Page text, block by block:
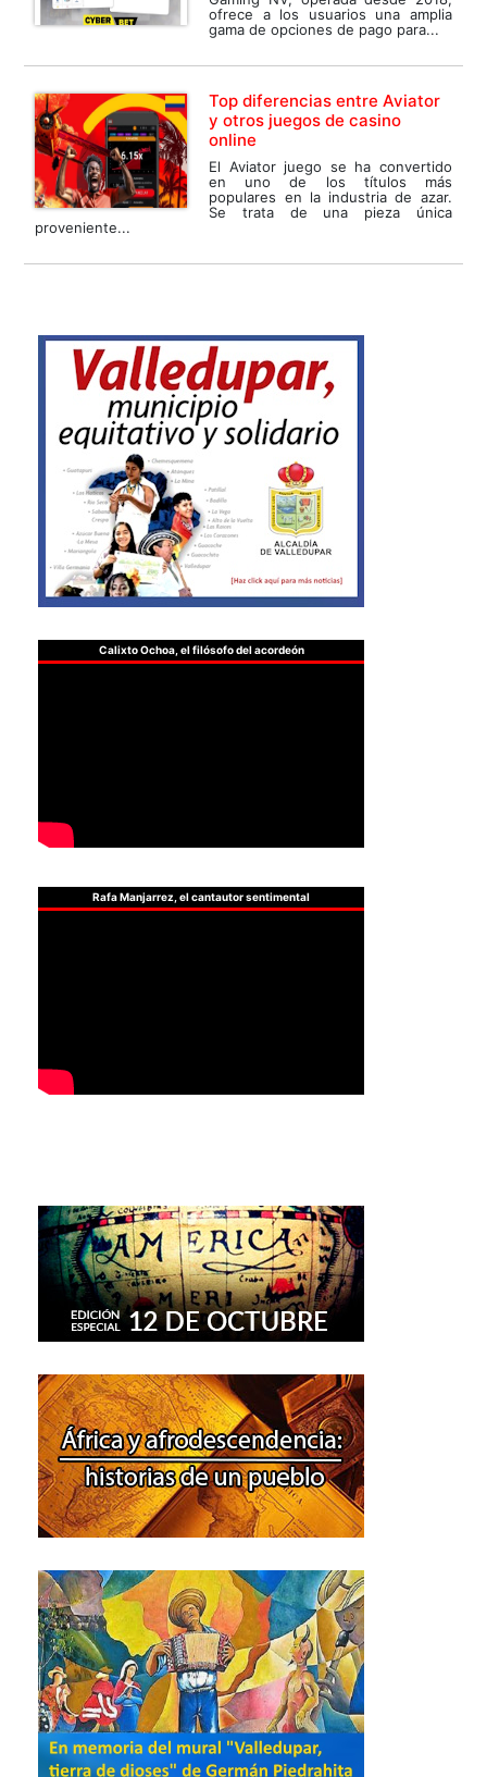
ofrece a los usuarios una amplia
gama de opciones de pago para...
Top diferencias entre Aviator
y otros juegos de casino
online
El Aviator juego se ha convertido
en uno de los títulos más
populares en la industria de azar.
Se trata de una pieza única
proveniente...
Calixto Ochoa, el filósofo del acordeón
Rafa Manjarrez, el cantautor sentimental